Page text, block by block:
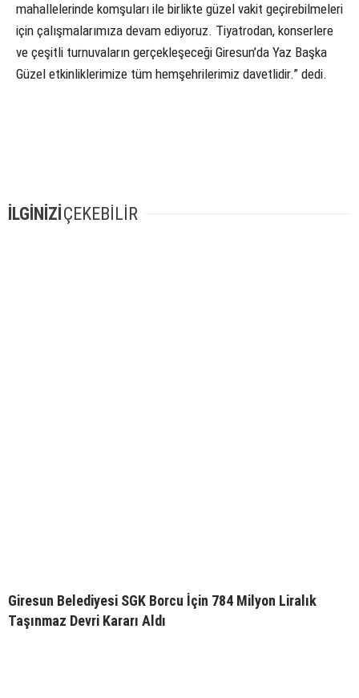
mahallelerinde komşuları ile birlikte güzel vakit geçirebilmeleri
için çalışmalarımıza devam ediyoruz. Tiyatrodan, konserlere
ve çeşitli turnuvaların gerçekleşeceği Giresun’da Yaz Başka
Güzel etkinliklerimize tüm hemşehrilerimiz davetlidir.” dedi.
İLGİNİZİÇEKEBİLİR
Giresun Belediyesi SGK Borcu İçin 784 Milyon Liralık
Taşınmaz Devri Kararı Aldı